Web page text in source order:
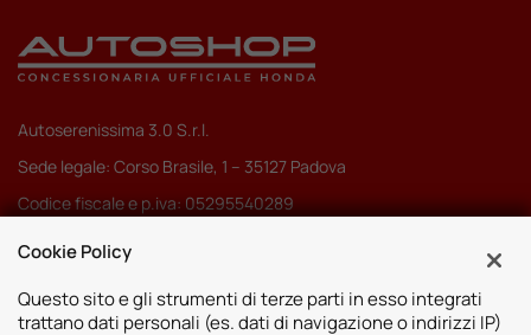
Autoserenissima 3.0 S.r.l.
Sede legale: Corso Brasile, 1 – 35127 Padova
Codice fiscale e p.iva: 05295540289
Pec:autoserenissima3.0srl@legalmail.it
Cookie Policy
Questo sito e gli strumenti di terze parti in esso integrati
trattano dati personali (es. dati di navigazione o indirizzi IP)